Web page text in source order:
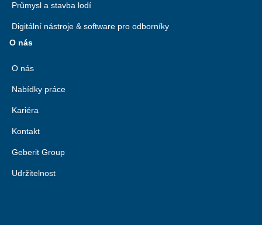
Průmysl a stavba lodí
Digitální nástroje & software pro odborníky
O nás
O nás
Nabídky práce
Kariéra
Kontakt
Geberit Group
Udržitelnost